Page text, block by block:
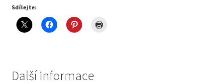
Sdílejte:
Další informace